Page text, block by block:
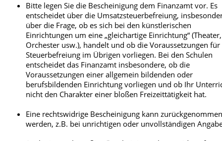
Landesrecht erlaubt sind oder
bb) wenn die zuständige
Landesbehörde bescheinigt, dass
auf einen Beruf oder eine vor
juristischen Person des
Rechts abzulegende Prüfung
ordnungsgemäß vorbereiten.
DieBestätigung der Schule oder
für die selbständige Lehrkraft
soll folgende Angaben enthalten:
Bezeichnung und Anschrift der
Bildungseinrichtung (Musikschule
Adresse);
Bitte legen Sie die Bescheinigung dem Finanzamt vor. Es
entscheidet über die Umsatzsteuerbefreiung,
über die Frage, ob es sich bei den künstlerischen
Einrichtungen um eine „gleichartige Einrichtung“ (Theater,
Orchester usw.), handelt und ob die Voraussetzungen
Steuerbefreiung im Übrigen vorliegen. Bei den Schulen
entscheidet das Finanzamt insbesondere, ob die
Voraussetzungen einer allgemein bildenden oder
berufsbildenden Einrichtung vorliegen und ob Ihr
nicht den Charakter einer bloßen Freizeittätigkeit hat.
Eine rechtswidrige Bescheinigung kann
werden, z.B. bei unrichtigen oder unvollständigen